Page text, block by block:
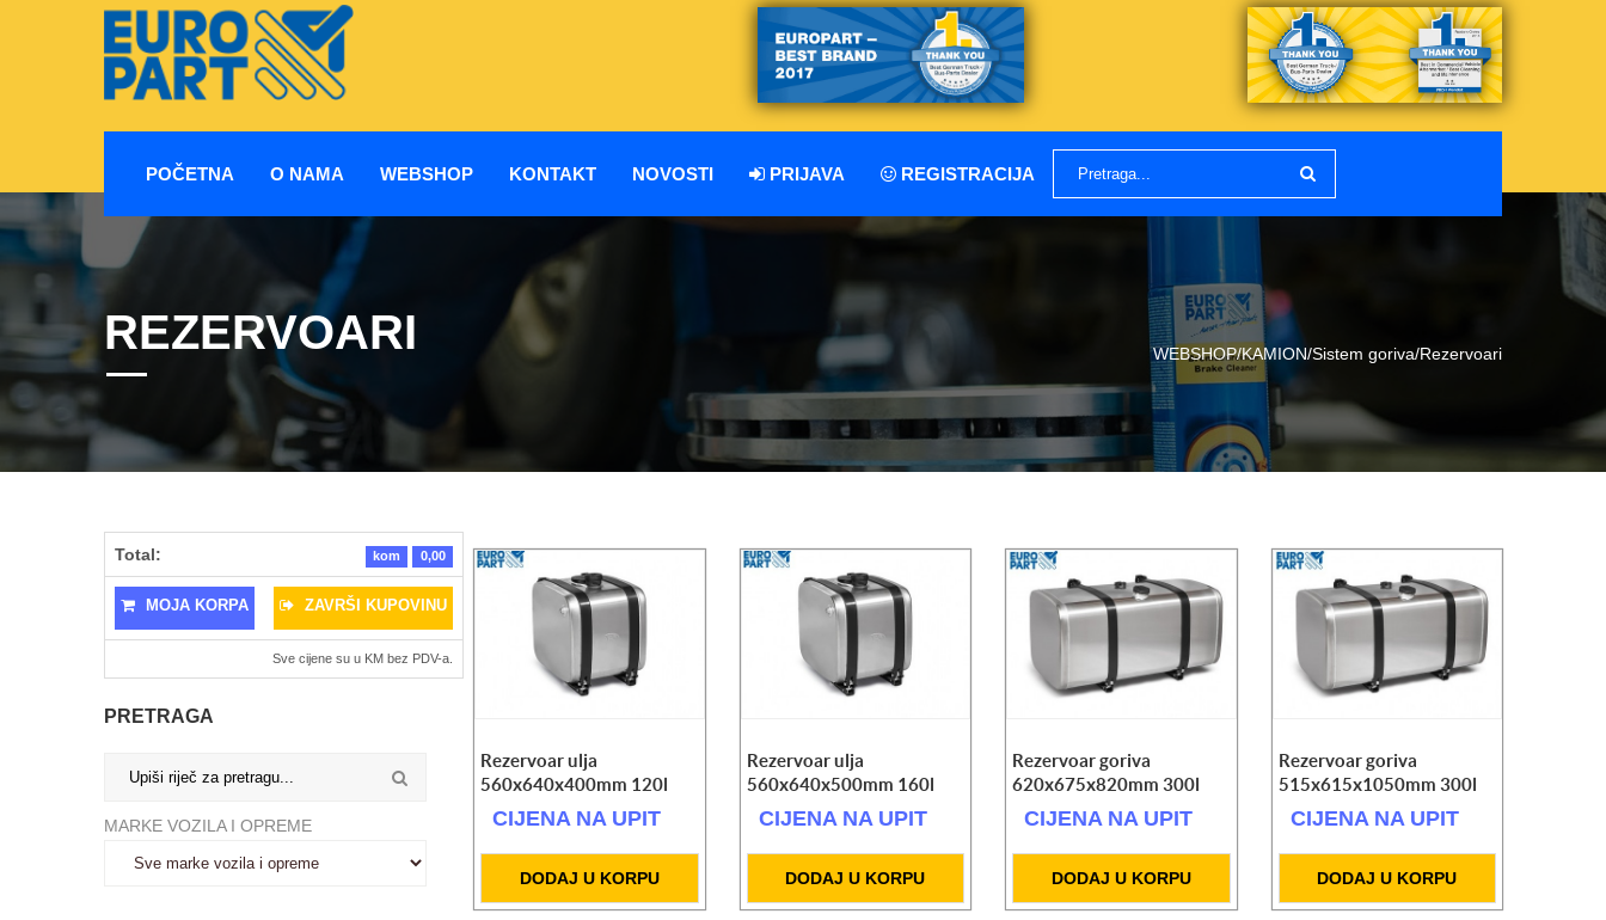
POČETNA O NAMA WEBSHOP KONTAKT NOVOSTI PRIJAVA REGISTRACIJA
REZERVOARI WEBSHOP/KAMION/Sistem goriva/Rezervoari
Total: kom 0,00
MOJA KORPA ZAVRŠI KUPOVINU
Sve cijene su u KM bez PDV-a.
PRETRAGA
MARKE VOZILA I OPREME
824.25 KM
Radioničke hidraulične prese 20t/50t
Rezervoar ulja
560x640x400mm 120l
CIJENA NA UPIT
DODAJ U KORPU
Rezervoar ulja
560x640x500mm 160l
CIJENA NA UPIT
DODAJ U KORPU
Rezervoar goriva
620x675x820mm 300l
CIJENA NA UPIT
DODAJ U KORPU
Rezervoar goriva
515x615x1050mm 300l
CIJENA NA UPIT
DODAJ U KORPU